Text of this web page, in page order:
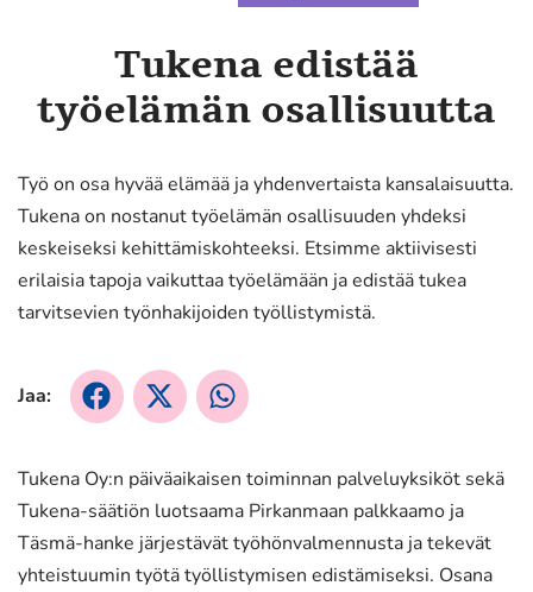
Tukena edistää
työelämän osallisuutta
Työ on osa hyvää elämää ja yhdenvertaista kansalaisuutta.
Tukena on nostanut työelämän osallisuuden yhdeksi
keskeiseksi kehittämiskohteeksi. Etsimme aktiivisesti
erilaisia tapoja vaikuttaa työelämään ja edistää tukea
tarvitsevien työnhakijoiden työllistymistä.
Jaa:
Jaa
Facebookissa
Jaa
X:ssä
Jaa
WhatsApissa
Tukena Oy:n päiväaikaisen toiminnan palveluyksiköt sekä
Tukena-säätiön luotsaama Pirkanmaan palkkaamo ja
Täsmä-hanke järjestävät työhönvalmennusta ja tekevät
yhteistuumin työtä työllistymisen edistämiseksi. Osana